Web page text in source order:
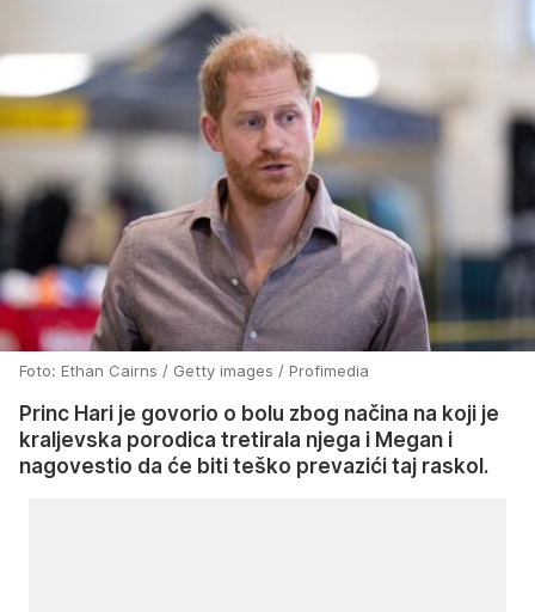
Foto: Ethan Cairns / Getty images / Profimedia
Princ Hari je govorio o bolu zbog načina na koji je
kraljevska porodica tretirala njega i Megan i
nagovestio da će biti teško prevazići taj raskol.